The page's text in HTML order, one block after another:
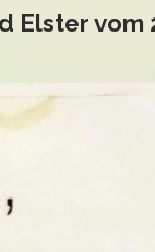
Elster vom